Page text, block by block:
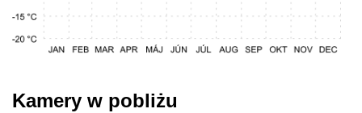
Kamery w pobliżu